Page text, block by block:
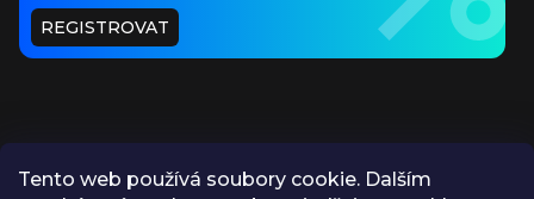
Tento web používá soubory cookie. Dalším
REGISTROVAT